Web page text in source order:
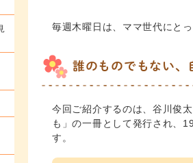
毎週木曜日は、ママ世代にと
誰のものでもない、
今回ご紹介するのは、谷川俊
も」の一冊として発行され、
す。